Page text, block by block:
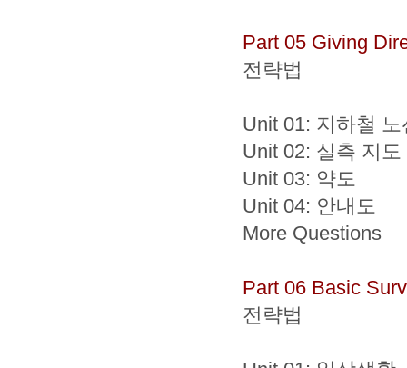
Part 05 Giving
전략법
Unit 01: 지하철 노
Unit 02: 실측 지도
Unit 03: 약도
Unit 04: 안내도
More Questions
Part 06 Basic
전략법